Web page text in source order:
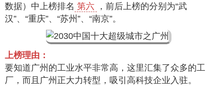
数据）中上榜排名 第六
，前后上榜的分别为“武
汉”、“重庆”、“苏州”、“南京”。
上榜理由：
要知道广州的工业水平非常高，这里汇集了众多的工
厂，而且广州正大力转型，吸引高科技企业入驻。